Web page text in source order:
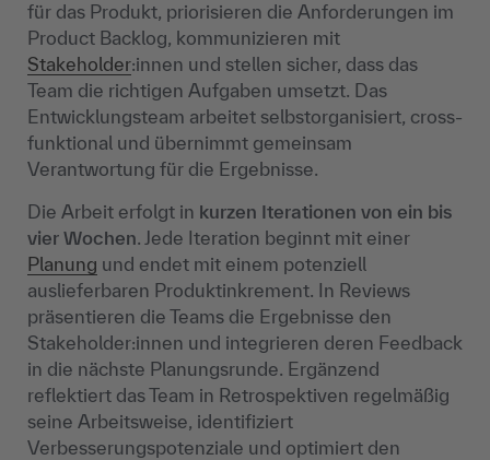
für das Produkt, priorisieren die Anforderungen im
Product Backlog, kommunizieren mit
Stakeholder:innen und stellen sicher, dass das
Team die richtigen Aufgaben umsetzt. Das
Entwicklungsteam arbeitet selbstorganisiert, cross-
funktional und übernimmt gemeinsam
Verantwortung für die Ergebnisse.
Die Arbeit erfolgt in kurzen Iterationen von ein bis
vier Wochen. Jede Iteration beginnt mit einer
Planung und endet mit einem potenziell
auslieferbaren Produktinkrement. In Reviews
präsentieren die Teams die Ergebnisse den
Stakeholder:innen und integrieren deren Feedback
in die nächste Planungsrunde. Ergänzend
reflektiert das Team in Retrospektiven regelmäßig
seine Arbeitsweise, identifiziert
Verbesserungspotenziale und optimiert den